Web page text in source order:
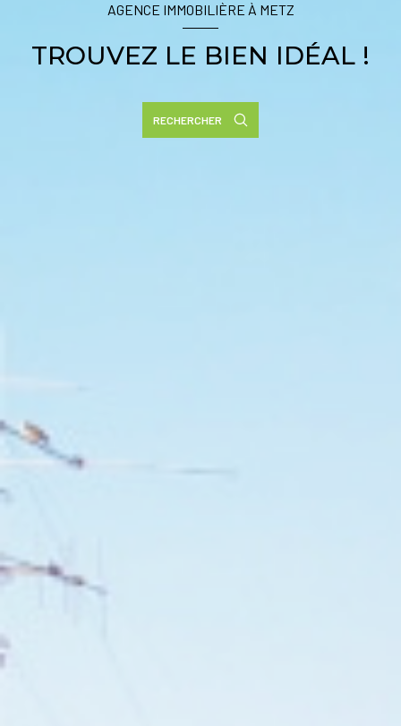
AGENCE IMMOBILIÈRE À METZ
TROUVEZ LE BIEN IDÉAL !
RECHERCHER